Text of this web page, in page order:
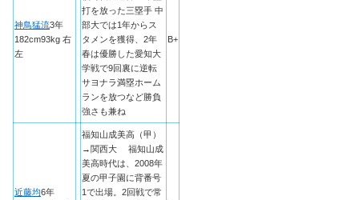
神鳥猛流3年
182cm93kg 右
左
打を放った三塁手 中
部大では1年からス
タメンを獲得、2年
春は優勝した愛知大
学戦で9回裏に逆転
サヨナラ満塁ホーム
ランを放つなど勝負
強さも兼ね
B+
近藤均6年
福知山成美高（甲）
→関西大 福知山成
美高時代は、2008年
夏の甲子園に背番号
1で出場。2回戦で常